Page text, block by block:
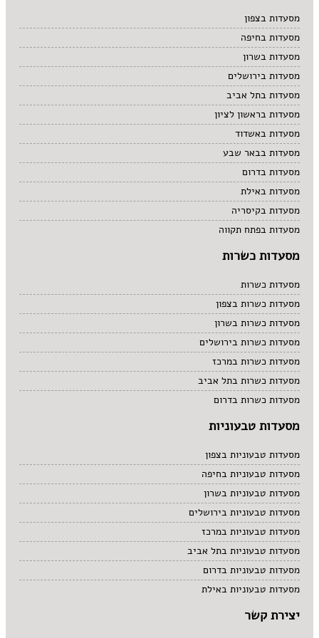
מרקים
מתוקים
סיני
סנדוויץ' בר
פאב
מסעדות בצפון
מסעדות בחיפה
מסעדות בשרון
מסעדות בירושלים
מסעדות בתל אביב
מסעדות בראשון לציון
מסעדות באשדוד
מסעדות בבאר שבע
מסעדות בדרום
מסעדות באילת
מסעדות בקיסריה
מסעדות בפתח תקווה
מסעדות כשרות
מסעדות כשרות
מסעדות כשרות בצפון
מסעדות כשרות בשרון
מסעדות כשרות בירושלים
מסעדות כשרות במרכז
מסעדות כשרות בתל אביב
מסעדות כשרות בדרום
מסעדות טבעוניות
מסעדות טבעוניות בצפון
מסעדות טבעוניות בחיפה
מסעדות טבעוניות בשרון
מסעדות טבעוניות בירושלים
מסעדות טבעוניות במרכז
מסעדות טבעוניות בתל אביב
מסעדות טבעוניות בדרום
מסעדות טבעוניות באילת
יצירת קשר